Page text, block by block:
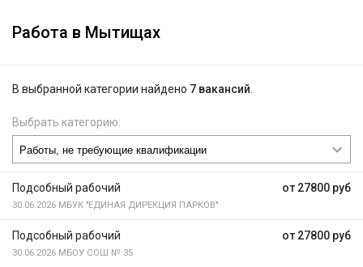
Работа в Мытищах
В выбранной категории найдено 7 вакансий
Выбрать категорию:
от 27800 руб
Подсобный рабочий
30.06.2026 МБУК "ЕДИНАЯ ДИРЕКЦИЯ ПАРКОВ"
от 27800 руб
Подсобный рабочий
30.06.2026 МБОУ СОШ № 35